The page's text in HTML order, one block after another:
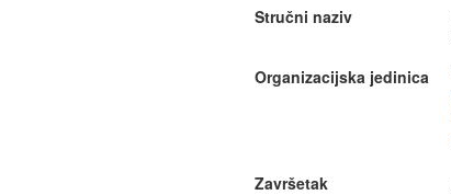
Stručni naziv
Organizacijska jedinica
Završetak